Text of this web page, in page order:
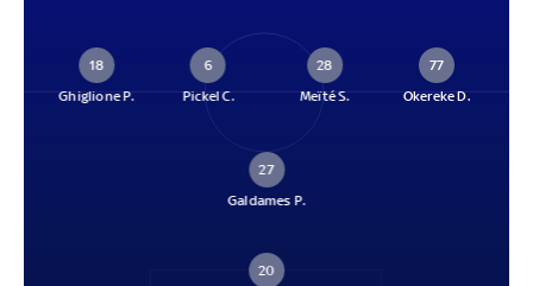
18
Ghiglione P.
6
Pickel C.
28
Meïté S.
77
Okereke D.
27
Galdames P.
20